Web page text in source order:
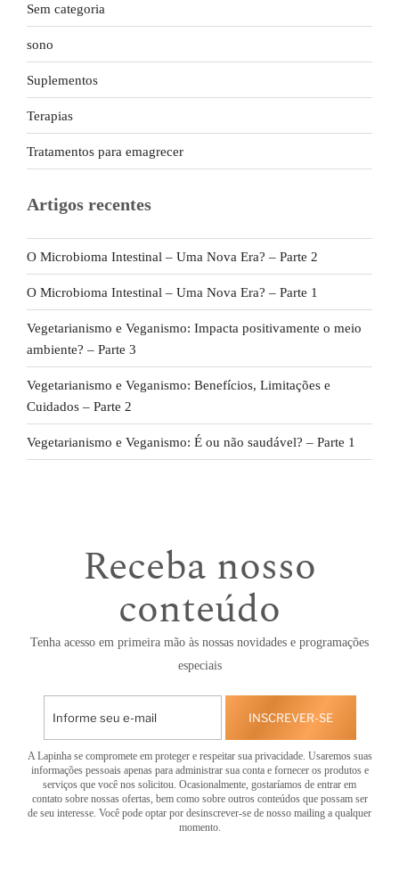
Sem categoria
sono
Suplementos
Terapias
Tratamentos para emagrecer
Artigos recentes
O Microbioma Intestinal – Uma Nova Era? – Parte 2
O Microbioma Intestinal – Uma Nova Era? – Parte 1
Vegetarianismo e Veganismo: Impacta positivamente o meio
ambiente? – Parte 3
Vegetarianismo e Veganismo: Benefícios, Limitações e
Cuidados – Parte 2
Vegetarianismo e Veganismo: É ou não saudável? – Parte 1
Receba nosso
conteúdo
Tenha acesso em primeira mão às nossas novidades e programações
especiais
INSCREVER-SE
A Lapinha se compromete em proteger e respeitar sua privacidade. Usaremos suas
informações pessoais apenas para administrar sua conta e fornecer os produtos e
serviços que você nos solicitou. Ocasionalmente, gostaríamos de entrar em
contato sobre nossas ofertas, bem como sobre outros conteúdos que possam ser
de seu interesse. Você pode optar por desinscrever-se de nosso mailing a qualquer
momento.